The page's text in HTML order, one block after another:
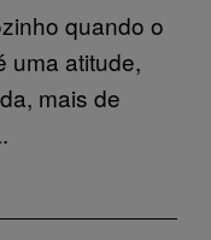
quando o
uma atitude,
mais de